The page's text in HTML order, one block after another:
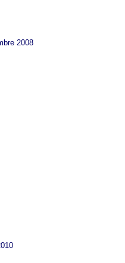
2008